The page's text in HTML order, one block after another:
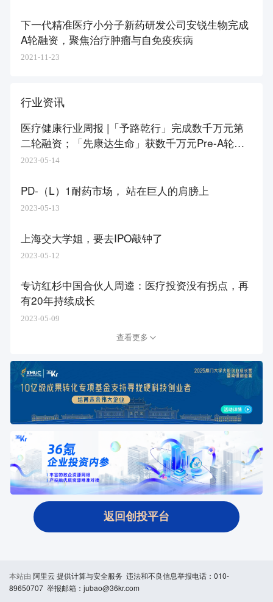
下一代精准医疗小分子新药研发公司安锐生物完成
A轮融资，聚焦治疗肿瘤与自免疫疾病
2021-11-23
行业资讯
医疗健康行业周报 |「予路乾行」完成数千万元第
二轮融资；「先康达生命」获数千万元Pre-A轮融
资
2023-05-14
PD-（L）1耐药市场， 站在巨人的肩膀上
2023-05-13
上海交大学姐，要去IPO敲钟了
2023-05-12
专访红杉中国合伙人周逵：医疗投资没有拐点，再
有20年持续成长
2023-05-09
查看更多
返回创投平台
本站由 阿里云 提供计算与安全服务 违法和不良信息举报电话：010-
89650707 举报邮箱：jubao@36kr.com